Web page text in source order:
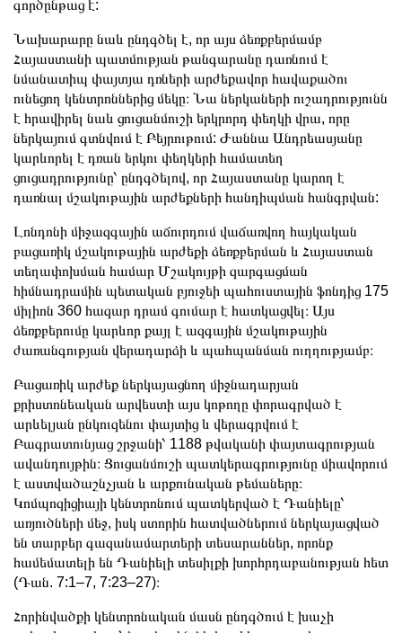
գործընթաց է:
Նախարարը նաև ընդգծել է, որ այս ձեռքբերմամբ
Հայաստանի պատմության թանգարանը դառնում է
նմանատիպ փայտյա դռների արժեքավոր հավաքածու
ունեցող կենտրոններից մեկը։ Նա ներկաների ուշադրությունն
է հրավիրել նաև ցուցանմուշի երկրորդ փեղկի վրա, որը
ներկայում գտնվում է Բեյրութում: Ժաննա Անդրեասյանը
կարևորել է դռան երկու փեղկերի համատեղ
ցուցադրությունը՝ ընդգծելով, որ Հայաստանը կարող է
դառնալ մշակութային արժեքների հանդիպման հանգրվան:
Լոնդոնի միջազգային աճուրդում վաճառվող հայկական
բացառիկ մշակութային արժեքի ձեռքբերման և Հայաստան
տեղափոխման համար Մշակույթի զարգացման
հիմնադրամին պետական բյուջեի պահուստային ֆոնդից 175
միլիոն 360 հազար դրամ գումար է հատկացվել։ Այս
ձեռքբերումը կարևոր քայլ է ազգային մշակութային
ժառանգության վերադարձի և պահպանման ուղղությամբ։
Բացառիկ արժեք ներկայացնող միջնադարյան
քրիստոնեական արվեստի այս կոթողը փորագրված է
արևելյան ընկուզենու փայտից և վերագրվում է
Բագրատունյաց շրջանի՝ 1188 թվականի փայտագրության
ավանդույթին։ Ցուցանմուշի պատկերագրությունը միավորում
է աստվածաշնչյան և արքունական թեմաները։
Կոմպոզիցիայի կենտրոնում պատկերված է Դանիելը՝
առյուծների մեջ, իսկ ստորին հատվածներում ներկայացված
են տարբեր գազանամարտերի տեսարաններ, որոնք
համեմատելի են Դանիելի տեսիլքի խորհրդաբանության հետ
(Դան. 7:1–7, 7:23–27)։
Հորինվածքի կենտրոնական մասն ընդգծում է խաչի